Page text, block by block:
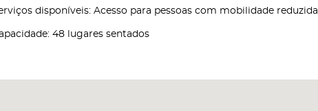
disponíveis: Acesso para pessoas com mobilidade reduzida
48 lugares sentados